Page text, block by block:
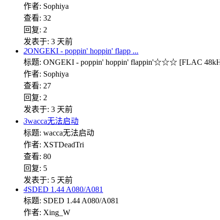
作者: Sophiya
查看: 32
回复: 2
发表于: 3 天前
2ONGEKI - poppin' hoppin' flapp ...
标题: ONGEKI - poppin' hoppin' flappin'☆☆☆ [FLAC
作者: Sophiya
查看: 27
回复: 2
发表于: 3 天前
3wacca无法启动
标题: wacca无法启动
作者: XSTDeadTri
查看: 80
回复: 5
发表于: 5 天前
4SDED 1.44 A080/A081
标题: SDED 1.44 A080/A081
作者: Xing_W